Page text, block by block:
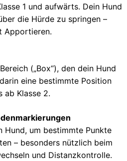
1 und aufwärts. Dein Hund
die Hürde zu springen –
Apportieren.
(„Box“), den dein Hund
eine bestimmte Position
ab Klasse 2.
Hund, um bestimmte Punkte
– besonders nützlich beim
und Distanzkontrolle.